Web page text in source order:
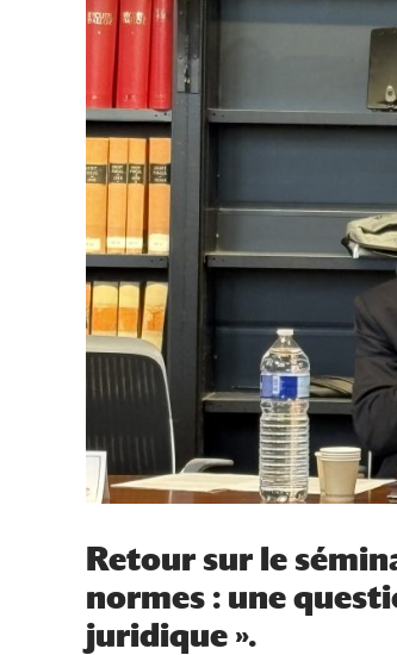
Retour sur le
normes : une
juridique ».